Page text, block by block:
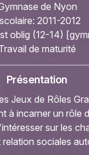
de Nyon
2011-2012
oblig (12-14)
de maturité
Présentation
Jeux de Rôles
à incarner un rôle
sur les
sociales